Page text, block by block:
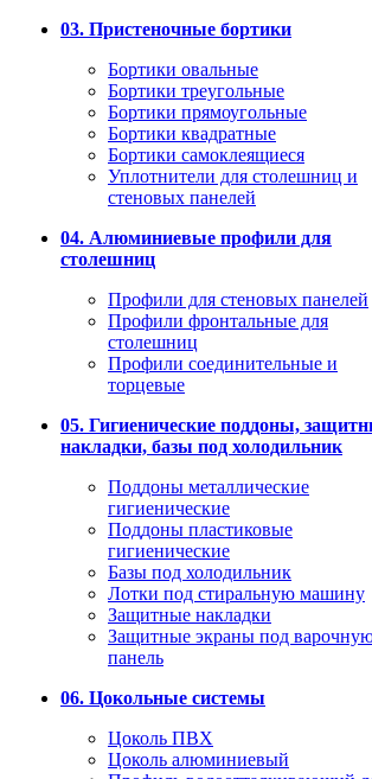
03. Пристеночные бортики
Бортики овальные
Бортики треугольные
Бортики прямоугольные
Бортики квадратные
Бортики самоклеящиеся
Уплотнители для столешниц и
стеновых панелей
04. Алюминиевые профили для
столешниц
Профили для стеновых панелей
Профили фронтальные для
столешниц
Профили соединительные и
торцевые
05. Гигиенические поддоны,
накладки, базы под холодильник
Поддоны металлические
гигиенические
Поддоны пластиковые
гигиенические
Базы под холодильник
Лотки под стиральную машину
Защитные накладки
Защитные экраны под
панель
06. Цокольные системы
Цоколь ПВХ
Цоколь алюминиевый